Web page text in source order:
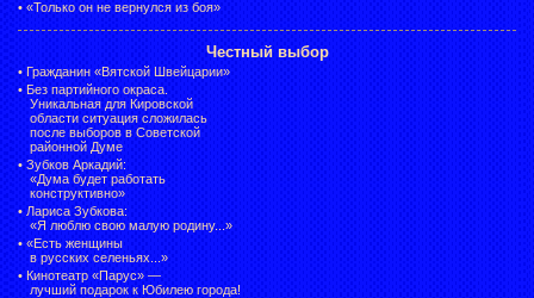
• «Только он не вернулся из боя»
Честный выбор
• Гражданин «Вятской Швейцарии»
• Без партийного окраса.
Уникальная для Кировской
области ситуация сложилась
после выборов в Советской
районной Думе
• Зубков Аркадий:
«Дума будет работать
конструктивно»
• Лариса Зубкова:
«Я люблю свою малую родину...»
• «Есть женщины
в русских селеньях...»
• Кинотеатр «Парус» —
лучший подарок к Юбилею города!